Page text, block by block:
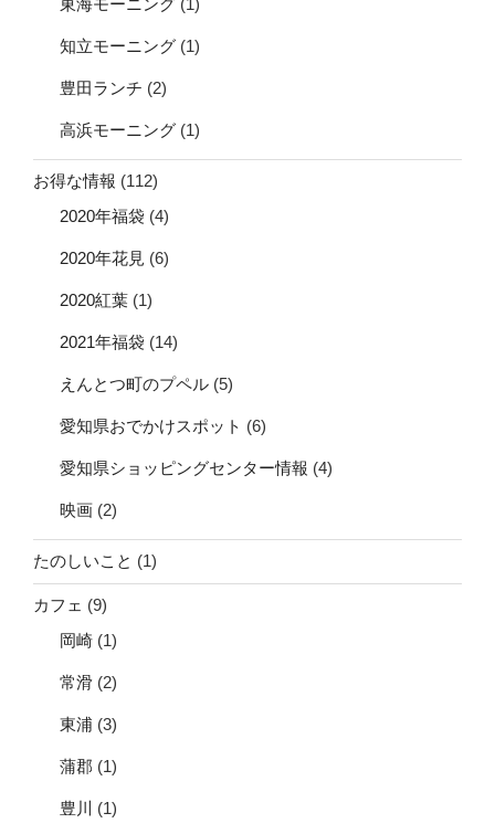
知立モーニング (1)
豊田ランチ (2)
高浜モーニング (1)
お得な情報 (112)
2020年福袋 (4)
2020年花見 (6)
2020紅葉 (1)
2021年福袋 (14)
えんとつ町のプペル (5)
愛知県おでかけスポット (6)
愛知県ショッピングセンター情報 (4)
映画 (2)
たのしいこと (1)
カフェ (9)
岡崎 (1)
常滑 (2)
東浦 (3)
蒲郡 (1)
豊川 (1)